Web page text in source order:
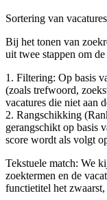
Sortering van vacatures
Bij het tonen van
uit twee stappen om de
1. Filtering: Op basis
(zoals trefwoord,
vacatures die niet aan
2. Rangschikking
gerangschikt op basis
score wordt als volgt
Tekstuele match: We
zoektermen en de
functietitel het